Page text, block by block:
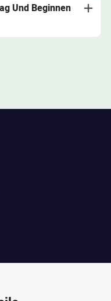
Und Beginnen